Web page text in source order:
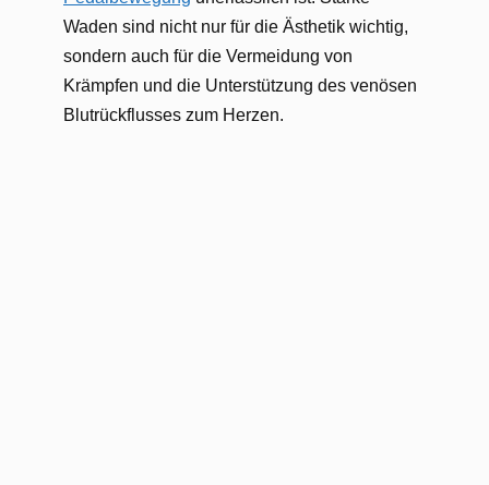
Waden sind nicht nur für die Ästhetik wichtig,
sondern auch für die Vermeidung von
Krämpfen und die Unterstützung des venösen
Blutrückflusses zum Herzen.